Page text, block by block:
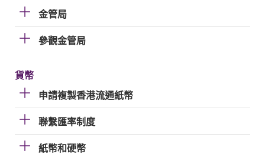
金管局
參觀金管局
貨幣
申請複製香港流通紙幣
聯繫匯率制度
紙幣和硬幣